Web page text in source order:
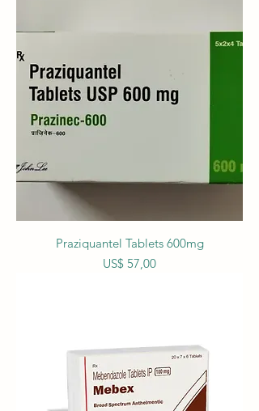
Praziquantel Tablets 600mg
Prijs
US$ 57,00